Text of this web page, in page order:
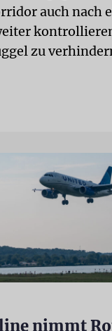
auch nach
zu
nimmt